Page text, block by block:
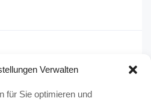
Verwalten
für Sie optimieren und